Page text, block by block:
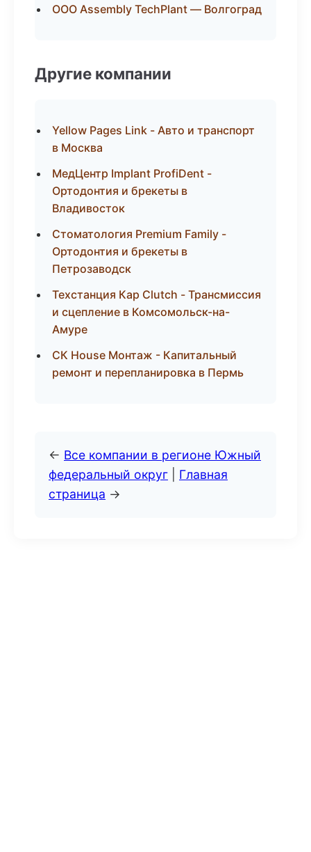
ООО Assembly TechPlant — Волгоград
Другие компании
Yellow Pages Link - Авто и транспорт
в Москва
МедЦентр Implant ProfiDent -
Ортодонтия и брекеты в
Владивосток
Стоматология Premium Family -
Ортодонтия и брекеты в
Петрозаводск
Техстанция Кар Clutch - Трансмиссия
и сцепление в Комсомольск-на-
Амуре
СК House Монтаж - Капитальный
ремонт и перепланировка в Пермь
← Все компании в регионе Южный
федеральный округ
Главная
страница →